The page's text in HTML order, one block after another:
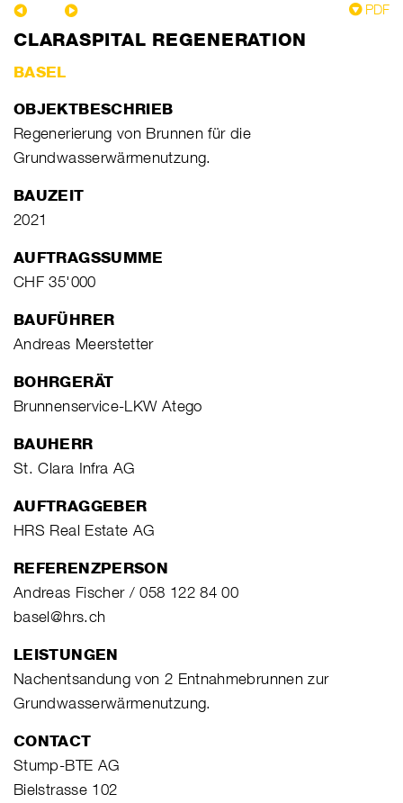
PDF
CLARASPITAL REGENERATION
BASEL
OBJEKTBESCHRIEB
Regenerierung von Brunnen für die
Grundwasserwärmenutzung.
BAUZEIT
2021
AUFTRAGSSUMME
CHF 35'000
BAUFÜHRER
Andreas Meerstetter
BOHRGERÄT
Brunnenservice-LKW Atego
BAUHERR
St. Clara Infra AG
AUFTRAGGEBER
HRS Real Estate AG
REFERENZPERSON
Andreas Fischer / 058 122 84 00
basel@hrs.ch
LEISTUNGEN
Nachentsandung von 2 Entnahmebrunnen zur
Grundwasserwärmenutzung.
CONTACT
Stump-BTE AG
Bielstrasse 102